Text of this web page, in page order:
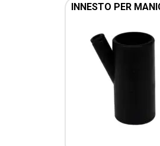
INNESTO PER